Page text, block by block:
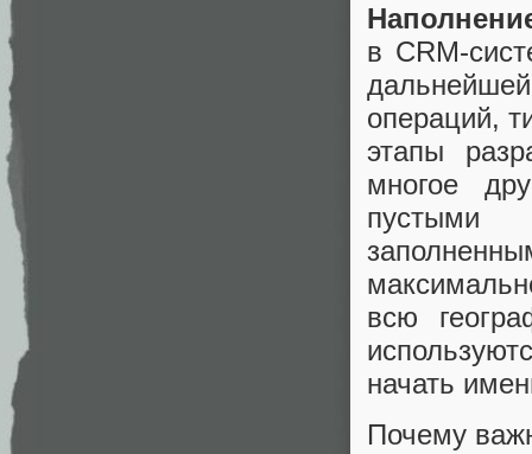
в CRM-
операций,
этапы
многое
пустыми
всю
начать
Почему